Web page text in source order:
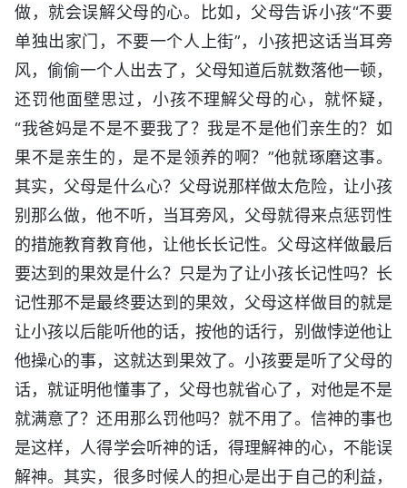
做，就会误解父母的心。比如，父母告诉小孩“不要
单独出家门，不要一个人上街”，小孩把这话当耳旁
风，偷偷一个人出去了，父母知道后就数落他一顿，
还罚他面壁思过，小孩不理解父母的心，就怀疑，
“我爸妈是不是不要我了？我是不是他们亲生的？如
果不是亲生的，是不是领养的啊？”他就琢磨这事。
其实，父母是什么心？父母说那样做太危险，让小孩
别那么做，他不听，当耳旁风，父母就得来点惩罚性
的措施教育教育他，让他长长记性。父母这样做最后
要达到的果效是什么？只是为了让小孩长记性吗？长
记性那不是最终要达到的果效，父母这样做目的就是
让小孩以后能听他的话，按他的话行，别做悖逆他让
他操心的事，这就达到果效了。小孩要是听了父母的
话，就证明他懂事了，父母也就省心了，对他是不是
就满意了？还用那么罚他吗？就不用了。信神的事也
是这样，人得学会听神的话，得理解神的心，不能误
解神。其实，很多时候人的担心是出于自己的利益，